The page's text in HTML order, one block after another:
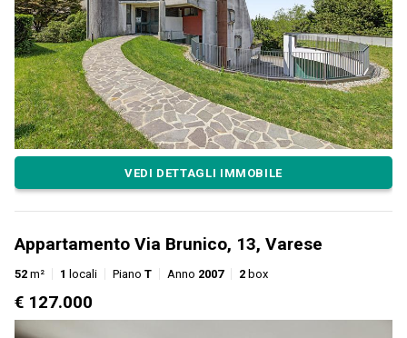
VEDI DETTAGLI IMMOBILE
Appartamento Via Brunico, 13, Varese
52 m² 1 locali Piano T Anno 2007 2 box
€ 127.000